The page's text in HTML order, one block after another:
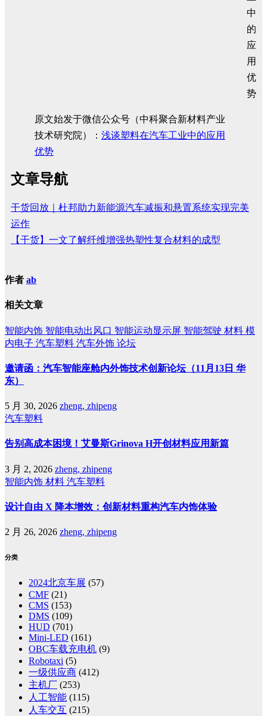
原文始发于微信公众号（中科聚合新材料产业
技术研究院）： 浅谈塑料在汽车工业中的应用
优势
文章导航
干货回放｜杜邦助力新能源汽车减振和悬置系统实现完美
运作
【干货】一文了解纤维增强热塑性复合材料的成型
作者 ab
相关文章
智能内饰 智能电动出风口 智能运动显示屏 智能驾驶 材料 模
内电子 汽车塑料 汽车外饰 论坛
邀请函：汽车智能座舱内外饰技术创新论坛（11月13日 华
东）
5 月 30, 2026 zheng, zhipeng
汽车塑料
告别高成本困境！艾曼斯Grinova H开创材料应用新篇
3 月 2, 2026 zheng, zhipeng
智能内饰 材料 汽车塑料
设计自由 X 降本增效：创新材料重构汽车内饰体验
2 月 26, 2026 zheng, zhipeng
分类
2024北京车展 (57)
CMF (21)
CMS (153)
DMS (109)
HUD (701)
Mini-LED (161)
OBC车载充电机 (9)
Robotaxi (5)
一级供应商 (412)
主机厂 (253)
人工智能 (115)
人车交互 (215)